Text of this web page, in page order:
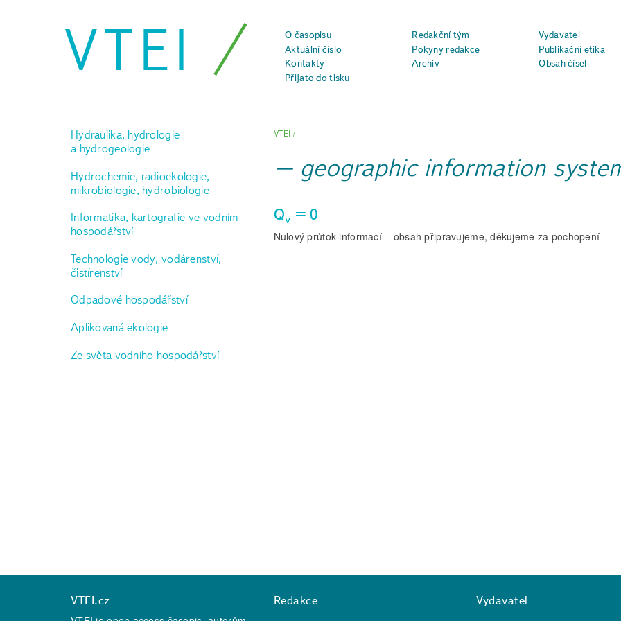
VTEI O časopisu Redakční tým
Vydavatel
Aktuální číslo
Pokyny redakce
Publikační etika
Kontakty
Archiv
Obsah čísel
Přijato do tisku
Hydraulika, hydrologie
a hydrogeologie
Hydrochemie, radioekologie,
mikrobiologie, hydrobiologie
Informatika, kartografie ve vodním
hospodářství
Technologie vody, vodárenství,
čistírenství
Odpadové hospodářství
Aplikovaná ekologie
Ze světa vodního hospodářství
VTEI /
geographic information
Qv = 0
Nulový průtok informací – obsah připravujeme, děkujeme za pochopení
VTEI.cz
Redakce Vydavatel